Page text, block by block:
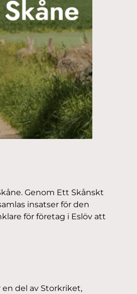
Genom Ett Skånskt
insatser för den
för företag i Eslöv att
en del av Storkriket,